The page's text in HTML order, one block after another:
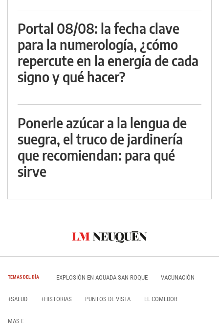
Portal 08/08: la fecha clave
para la numerología, ¿cómo
repercute en la energía de cada
signo y qué hacer?
Ponerle azúcar a la lengua de
suegra, el truco de jardinería
que recomiendan: para qué
sirve
TEMAS DEL DÍA EXPLOSIÓN EN AGUADA SAN ROQUE VACUNACIÓN
+SALUD +HISTORIAS PUNTOS DE VISTA EL COMEDOR
MAS E